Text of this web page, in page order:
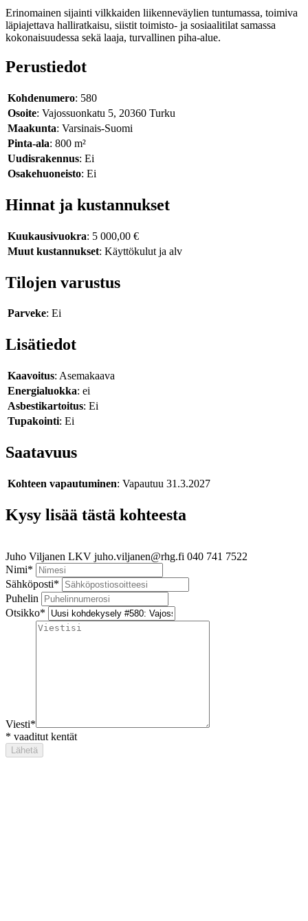
Erinomainen sijainti vilkkaiden liikenneväylien tuntumassa, toimiva
läpiajettava halliratkaisu, siistit toimisto- ja sosiaalitilat samassa
kokonaisuudessa sekä laaja, turvallinen piha-alue.
Perustiedot
Kohdenumero: 580
Osoite: Vajossuonkatu 5, 20360 Turku
Maakunta: Varsinais-Suomi
Pinta-ala: 800 m²
Uudisrakennus: Ei
Osakehuoneisto: Ei
Hinnat ja kustannukset
Kuukausivuokra: 5 000,00 €
Muut kustannukset: Käyttökulut ja alv
Tilojen varustus
Parveke: Ei
Lisätiedot
Kaavoitus: Asemakaava
Energialuokka: ei
Asbestikartoitus: Ei
Tupakointi: Ei
Saatavuus
Kohteen vapautuminen: Vapautuu 31.3.2027
Kysy lisää tästä kohteesta
Juho Viljanen LKV juho.viljanen@rhg.fi 040 741 7522
Nimi*
Sähköposti*
Puhelin
Otsikko*
Viesti*
* vaaditut kentät